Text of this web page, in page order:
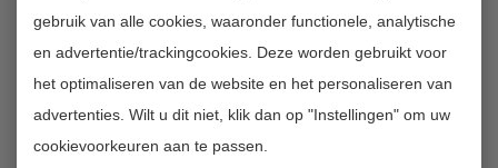
gebruik van alle cookies, waaronder functionele, analytische
en advertentie/trackingcookies. Deze worden gebruikt voor
het optimaliseren van de website en het personaliseren van
advertenties. Wilt u dit niet, klik dan op "Instellingen" om uw
cookievoorkeuren aan te passen.
InnoFunding B.V.
Nieuwe Gracht 7
2011 NB Haarlem
Mail:info@innofunding.nl